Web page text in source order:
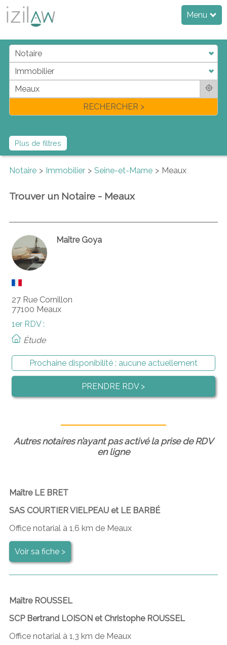
Menu
jdadi
fl
RECHERCHER >
Plus de filtres
Notaire Immobilier Seine-et-Marne Meaux
Trouver un Notaire - Meaux
Maître Goya
27 Rue Cornillon
77100 Meaux
1er RDV :
Étude
Prochaine disponibilité : aucune actuellement
PRENDRE RDV >
Autres notaires n’ayant pas activé la prise de RDV
en ligne
Maître LE BRET
SAS COURTIER VIELPEAU et LE BARBÉ
Office notarial à 1,6 km de Meaux
Voir sa fiche >
Maître ROUSSEL
SCP Bertrand LOISON et Christophe ROUSSEL
Office notarial à 1,3 km de Meaux